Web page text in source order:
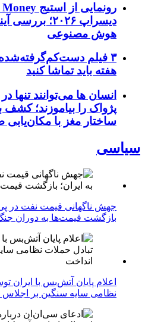
دیسراپ ۲۰۲۶؛
هوش مصنوعی
۳ فیلم
هفته باید تماشا کنید
پژواک را بیاموزند؛ کشف
ساختار مغز با
سیاسی
جهش ناگهانی قیمت نفت در پی
بازگشت قیمت‌ها به دوران
اعلام پایان آتش‌بس با ایران
نظامی سایه سنگین بر اجلاس